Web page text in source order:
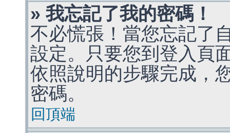
» 我忘記了我的密碼！
不必慌張！當您忘記了
設定。只要您到登入頁
依照說明的步驟完成，
密碼。
回頂端